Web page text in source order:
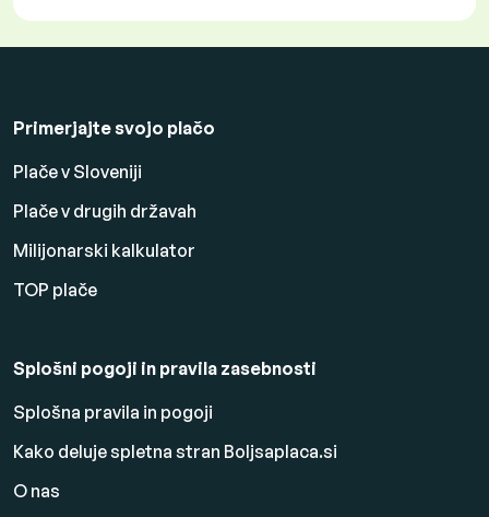
Primerjajte svojo plačo
Plače v Sloveniji
Plače v drugih državah
Milijonarski kalkulator
TOP plače
Splošni pogoji in pravila zasebnosti
Splošna pravila in pogoji
Kako deluje spletna stran Boljsaplaca.si
O nas